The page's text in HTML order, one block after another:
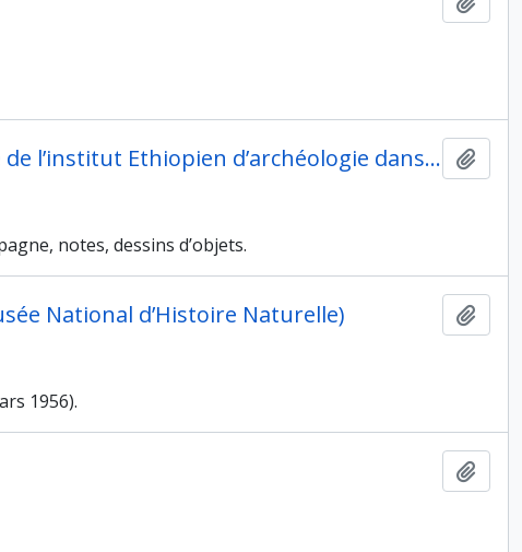
Codirection de la mission d’archéologie préhistorique de l’institut Ethiopien d’archéologie dans la province du Harrar (décembre 1962-février 1963)
notes, dessins d’objets.
National d’Histoire Naturelle)
1956).